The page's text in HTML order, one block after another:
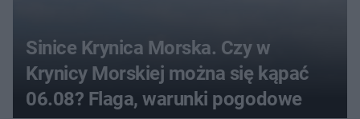
Sinice Krynica Morska. Czy w
Krynicy Morskiej można się kąpać
06.08? Flaga, warunki pogodowe